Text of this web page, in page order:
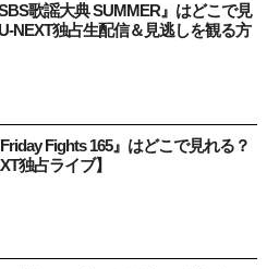
SBS歌謡大典 SUMMER』はどこで見
NEXT独占生配信＆見逃しを観る方
Friday Fights 165』はどこで見れる？
独占ライブ】